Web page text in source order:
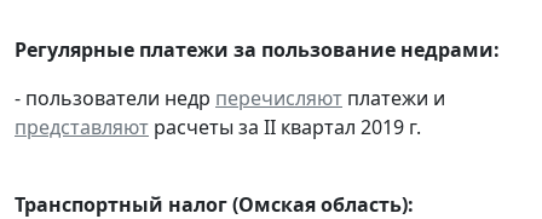
Регулярные платежи за пользование недрами:
- пользователи недр перечисляют платежи и
представляют расчеты за II квартал 2019 г.
Транспортный налог (Омская область):